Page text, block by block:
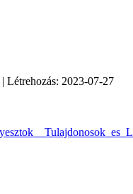
Létrehozás: 2023-07-27